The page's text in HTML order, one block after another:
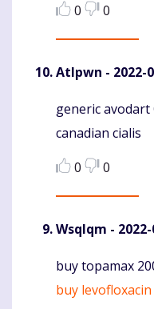
0
0
Atlpwn - 2022-
Komentaras
generic avodart
canadian cialis
0
0
Wsqlqm -
Komentaras
buy topamax
buy